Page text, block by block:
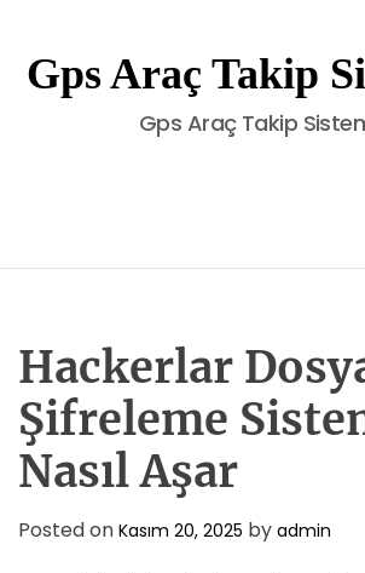
t
Gps Araç Takip
Gps Araç Takip
Hackerlar
Şifreleme
Nasıl Aşar
Posted on Kasım 20, 2025 by admin